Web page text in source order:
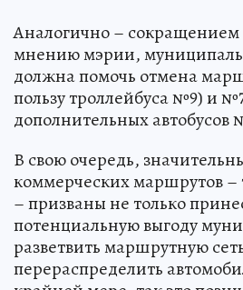
Аналогично – сокращением
мнению мэрии,
должна помочь отмена
пользу троллейбуса №9) и
дополнительных автобусов
В свою очередь,
коммерческих маршрутов
– призваны не только
потенциальную выгоду
разветвить маршрутную
перераспределить